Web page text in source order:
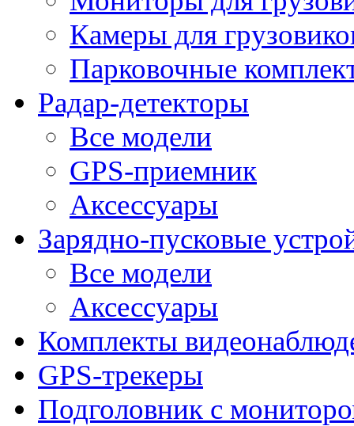
Камеры для
Парковочные
Радар-детекторы
Все модели
GPS-приемник
Аксессуары
Зарядно-пусковые
Все модели
Аксессуары
Комплекты
GPS-трекеры
Подголовник с